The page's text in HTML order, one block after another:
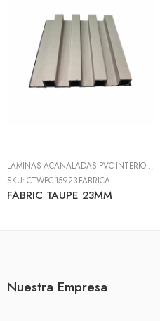
LAMINAS ACANALADAS PVC INTERIOR,
SKU:CTWPC-15923-FABRICA
FABRIC TAUPE 23MM
Nuestra Empresa